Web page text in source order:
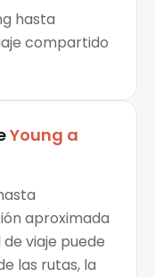
hasta
compartido
Young a
aproximada
viaje puede
las rutas, la